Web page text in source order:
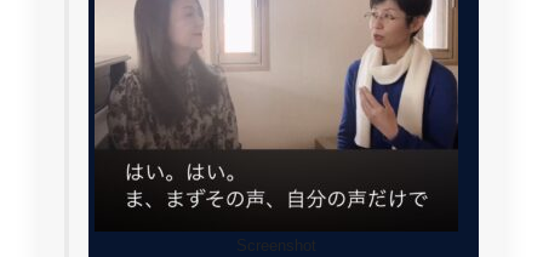
Screenshot